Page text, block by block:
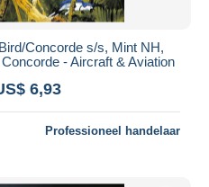
Concorde s/s, Mint NH,
- Aircraft & Aviation
6,93
Professioneel handelaar